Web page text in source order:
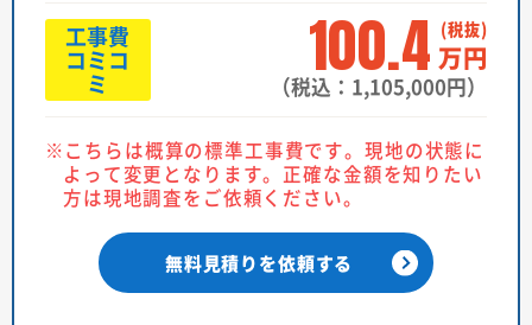
工事費
コミコ
ミ 100.4 万円
（税込：1,105,000円）
こちらは概算の標準工事費です。現地の状態に
よって変更となります。正確な金額を知りたい
方は現地調査をご依頼ください。
無料見積りを依頼する